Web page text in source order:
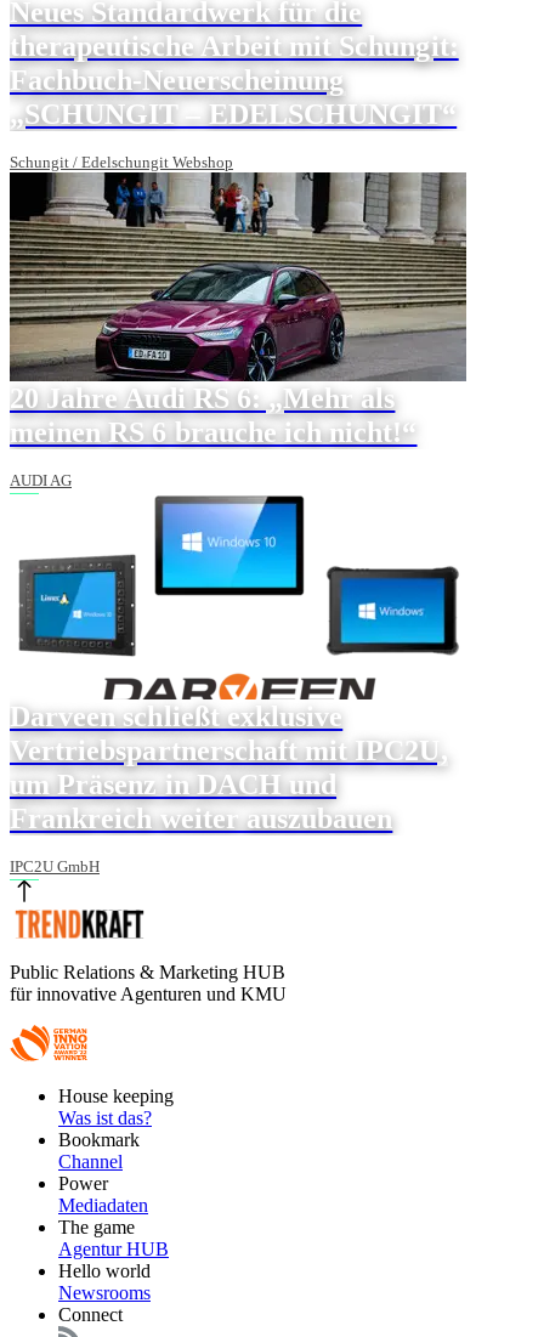
Neues Standardwerk für die
therapeutische Arbeit mit Schungit:
Fachbuch-Neuerscheinung
„SCHUNGIT – EDELSCHUNGIT“
Schungit / Edelschungit Webshop
20 Jahre Audi RS 6: „Mehr als
meinen RS 6 brauche ich nicht!“
AUDI AG
Darveen schließt exklusive
Vertriebspartnerschaft mit IPC2U,
um Präsenz in DACH und
Frankreich weiter auszubauen
IPC2U GmbH
Public Relations & Marketing HUB
für innovative Agenturen und KMU
FooterHouse keeping
Was ist das?
Bookmark
Channel
Power
Mediadaten
The game
Agentur HUB
Hello world
Newsrooms
Connect